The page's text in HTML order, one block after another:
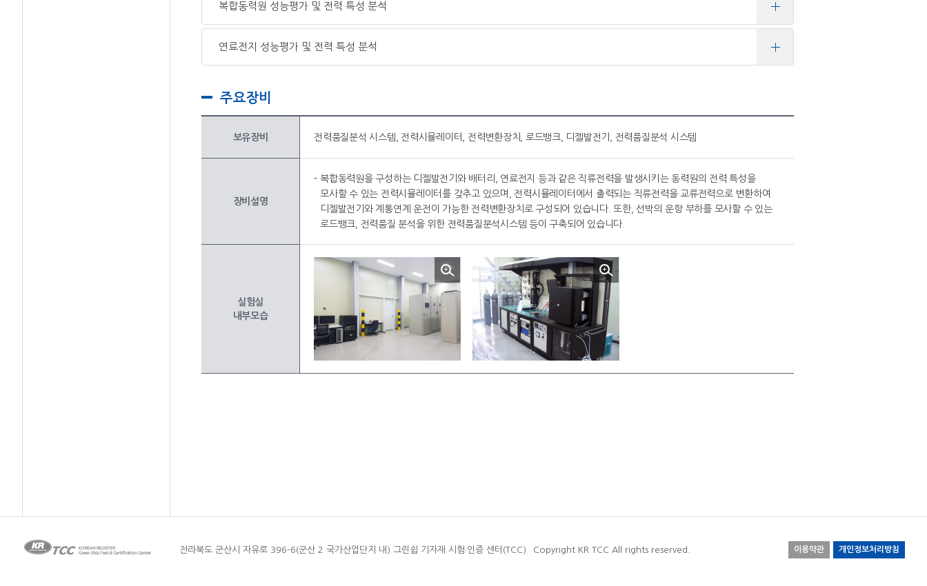
복합동력원 성능평가 및 전력 특성 분석
연료전지 성능평가 및 전력 특성 분석
주요장비
보유장비 전력품질분석 시스템, 전력시뮬레이터, 전력변환장치, 로드뱅크, 디젤발전기, 전력품질분석 시스템
장비설명
복합동력원을 구성하는 디젤발전기와 배터리, 연료전지 등과 같은 직류전력을 발생시키는 동력원의 전력 특성을
모사할 수 있는 전력시뮬레이터를 갖추고 있으며, 전력시뮬레이터에서 출력되는 직류전력을 교류전력으로 변환하여
디젤발전기와 계통연계 운전이 가능한 전력변환장치로 구성되어 있습니다. 또한, 선박의 운항 부하를 모사할 수 있는
로드뱅크, 전력품질 분석을 위한 젼력품질분석시스템 등이 구축되어 있습니다.
실험실
내부모습
전라북도 군산시 자유로 396-6(군산 2 국가산업단지 내) 그린쉽 기자재 시험·인증 센터(TCC) Copyright KR TCC All rights reserved. 이용약관 개인정보처리방침